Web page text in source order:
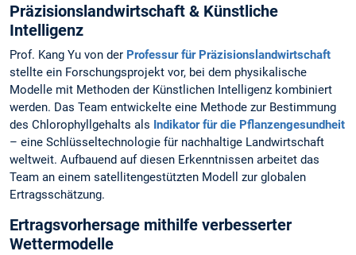
Präzisionslandwirtschaft & Künstliche
Intelligenz
Prof. Kang Yu von der Professur für Präzisionslandwirtschaft
stellte ein Forschungsprojekt vor, bei dem physikalische
Modelle mit Methoden der Künstlichen Intelligenz kombiniert
werden. Das Team entwickelte eine Methode zur Bestimmung
des Chlorophyllgehalts als Indikator für die Pflanzengesundheit
– eine Schlüsseltechnologie für nachhaltige Landwirtschaft
weltweit. Aufbauend auf diesen Erkenntnissen arbeitet das
Team an einem satellitengestützten Modell zur globalen
Ertragsschätzung.
Ertragsvorhersage mithilfe verbesserter
Wettermodelle